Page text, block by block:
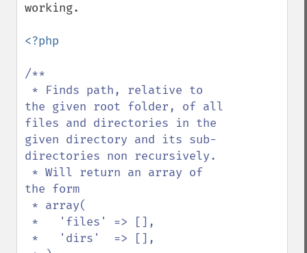
working.
<?php
/**
the given root folder, of all
files and directories in the
given directory and its sub-
directories non recursively.
the form